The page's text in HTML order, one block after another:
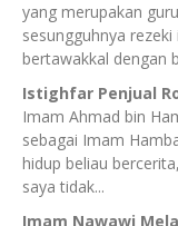
yang merupakan
sesungguhnya
bertawakkal dengan
Istighfar Penjual
Imam Ahmad bin
sebagai Imam
hidup beliau
saya tidak...
Imam Nawawi